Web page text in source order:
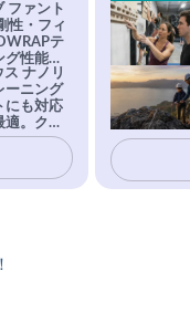
ファント
性・フィ
テ
グ性能を
はTRAX
ールドに
ナノリ
ーニング
にも対応
適。クラ
ギア。